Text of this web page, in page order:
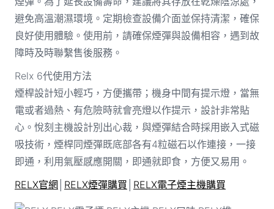
避免高溫潮濕環境。定期檢查設備介面並保持清潔，確保
良好使用體驗。使用前，請確保煙彈與設備相容，遇到故
障時及時聯繫售後服務。
Relx 6代使用方法
煙桿設計短小輕巧，方便攜帶；機身中間有提示燈，當無
電或者過熱、有危險時就會亮燈以作提示，設計非常貼
心。悅刻主機設計別出心裁，與煙彈結合時採用嵌入式磁
吸技術，煙桿同煙彈既底部各有4粒磁石以作連接，一接
即通，利用氣壓感應開關，即通就即食，方便又易用。
RELX官網 RELX煙彈購買 RELX電子煙主機購買